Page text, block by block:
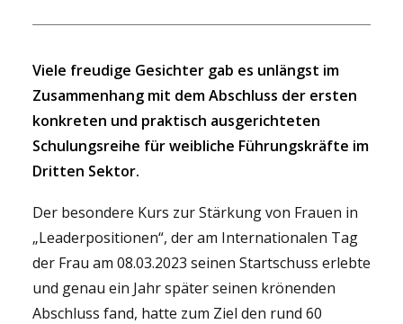
Viele freudige Gesichter gab es unlängst im
Zusammenhang mit dem Abschluss der ersten
konkreten und praktisch ausgerichteten
Schulungsreihe für weibliche Führungskräfte im
Dritten Sektor.
Der besondere Kurs zur Stärkung von Frauen in
„Leaderpositionen“, der am Internationalen Tag
der Frau am 08.03.2023 seinen Startschuss erlebte
und genau ein Jahr später seinen krönenden
Abschluss fand, hatte zum Ziel den rund 60